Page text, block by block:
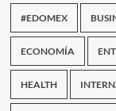
#EDOMEX
ECONOMÍA
HEALTH